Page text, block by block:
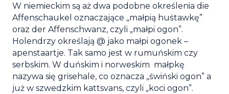
W niemieckim są aż dwa podobne określenia die
Affenschaukel oznaczające „małpią huśtawkę”
oraz der Affenschwanz, czyli „małpi ogon”.
Holendrzy określają @ jako małpi ogonek –
apenstaartje. Tak samo jest w rumuńskim czy
serbskim. W duńskim i norweskim małpkę
nazywa się grisehale, co oznacza „świński ogon” a
już w szwedzkim kattsvans, czyli „koci ogon”.